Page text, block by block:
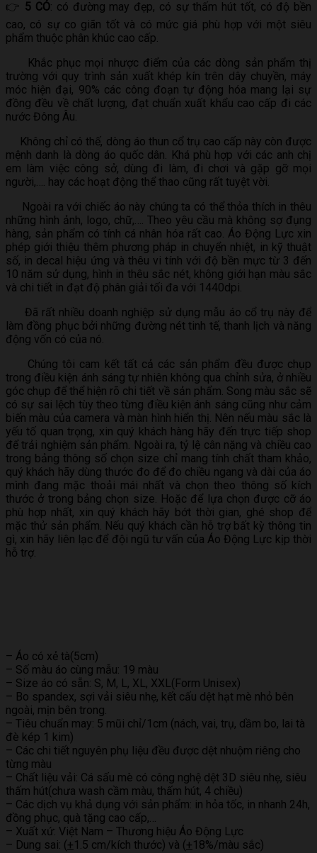
👉 5 CÓ: có đường may đẹp, có sự thấm hút tốt, có độ bền
cao, có sự co giãn tốt và có mức giá phù hợp với một siêu
phẩm thuộc phân khúc cao cấp.
Khắc phục mọi nhược điểm của các dòng sản phẩm thị
trường với quy trình sản xuất khép kín trên dây chuyền, máy
móc hiện đại, 90% các công đoạn tự động hóa mang lại sự
đồng đều về chất lượng, đạt chuẩn xuất khẩu cao cấp đi các
nước Đông Âu.
Không chỉ có thế, dòng áo thun cổ trụ cao cấp này còn được
mệnh danh là dòng áo quốc dân. Khá phù hợp với các anh chị
em làm việc công sở, dùng đi làm, đi chơi và gặp gỡ mọi
người,…. hay các hoạt động thể thao cũng rất tuyệt vời.
Ngoài ra với chiếc áo này chúng ta có thể thỏa thích in thêu
những hình ảnh, logo, chữ,…. Theo yêu cầu mà không sợ đụng
hàng, sản phẩm có tính cá nhân hóa rất cao. Áo Động Lực xin
phép giới thiệu thêm phương pháp in chuyển nhiệt, in kỹ thuật
số, in decal hiệu ứng và thêu vi tính với độ bền mực từ 3 đến
10 năm sử dụng, hình in thêu sắc nét, không giới hạn màu sắc
và chi tiết in đạt độ phân giải tối đa với 1440dpi.
Đã rất nhiều doanh nghiệp sử dụng mẫu áo cổ trụ này để
làm đồng phục bởi những đường nét tinh tế, thanh lịch và năng
động vốn có của nó.
Chúng tôi cam kết tất cả các sản phẩm đều được chụp
trong điều kiện ánh sáng tự nhiên không qua chỉnh sửa, ở nhiều
góc chụp để thể hiện rõ chi tiết về sản phẩm. Song màu sắc sẽ
có sự sai lệch tùy theo từng điều kiện ánh sáng cũng như cảm
biến màu của camera và màn hình hiển thị. Nên nếu màu sắc là
yếu tố quan trọng, xin quý khách hàng hãy đến trực tiếp shop
để trải nghiệm sản phẩm. Ngoài ra, tỷ lệ cân nặng và chiều cao
trong bảng thông số chọn size chỉ mang tính chất tham khảo,
quý khách hãy dùng thước đo để đo chiều ngang và dài của áo
mình đang mặc thoải mái nhất và chọn theo thông số kích
thước ở trong bảng chọn size. Hoặc để lựa chọn được cỡ áo
phù hợp nhất, xin quý khách hãy bớt thời gian, ghé shop để
mặc thử sản phẩm. Nếu quý khách cần hỗ trợ bất kỳ thông tin
gì, xin hãy liên lạc để đội ngũ tư vấn của Áo Động Lực kịp thời
hỗ trợ.
– Áo có xẻ tà(5cm)
– Số màu áo cùng mẫu: 19 màu
– Size áo có sẵn: S, M, L, XL, XXL(Form Unisex)
– Bo spandex, sợi vải siêu nhẹ, kết cấu dệt hạt mè nhỏ bên
ngoài, mịn bên trong.
– Tiêu chuẩn may: 5 mũi chỉ/1cm (nách, vai, trụ, dầm bo, lai tà
đè kép 1 kim)
– Các chi tiết nguyên phụ liệu đều được dệt nhuộm riêng cho
từng màu
– Chất liệu vải: Cá sấu mè có công nghệ dệt 3D siêu nhẹ, siêu
thấm hút(chưa wash cầm màu, thấm hút, 4 chiều)
– Các dịch vụ khả dụng với sản phẩm: in hỏa tốc, in nhanh 24h,
đồng phục, quà tặng cao cấp,…
– Xuất xứ: Việt Nam – Thương hiệu Áo Động Lực
– Dung sai: (+1.5 cm/kích thước) và (+18%/màu sắc)